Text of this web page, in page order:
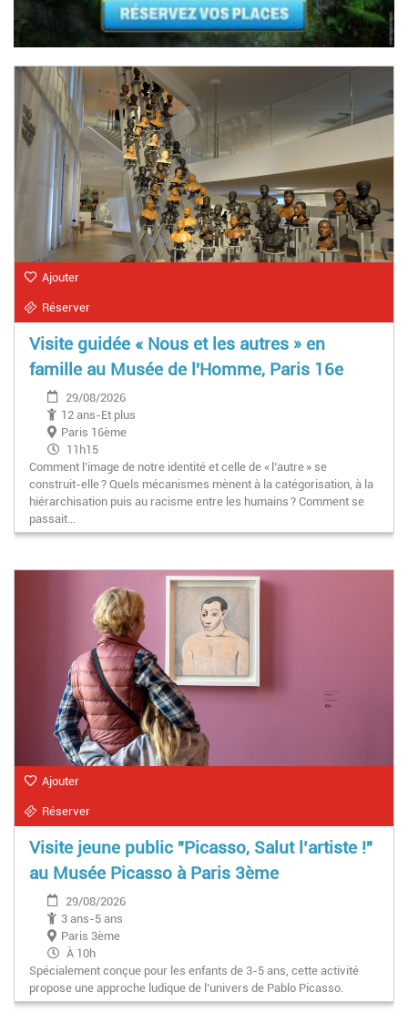
Ajouter
Réserver
Visite guidée « Nous et les autres » en
famille au Musée de l'Homme, Paris 16e
29/08/2026
12 ans-Et plus
Paris 16ème
11h15
Comment l’image de notre identité et celle de « l’autre » se
construit-elle ? Quels mécanismes mènent à la catégorisation, à la
hiérarchisation puis au racisme entre les humains ? Comment se
passait…
Ajouter
Réserver
Visite jeune public "Picasso, Salut l’artiste !"
au Musée Picasso à Paris 3ème
29/08/2026
3 ans-5 ans
Paris 3ème
À 10h
Spécialement conçue pour les enfants de 3-5 ans, cette activité
propose une approche ludique de l’univers de Pablo Picasso.